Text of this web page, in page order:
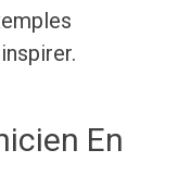
En